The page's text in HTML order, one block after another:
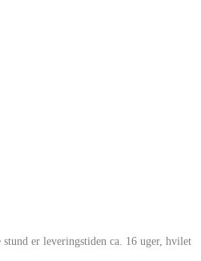
er leveringstiden ca. 16 uger, hvilet